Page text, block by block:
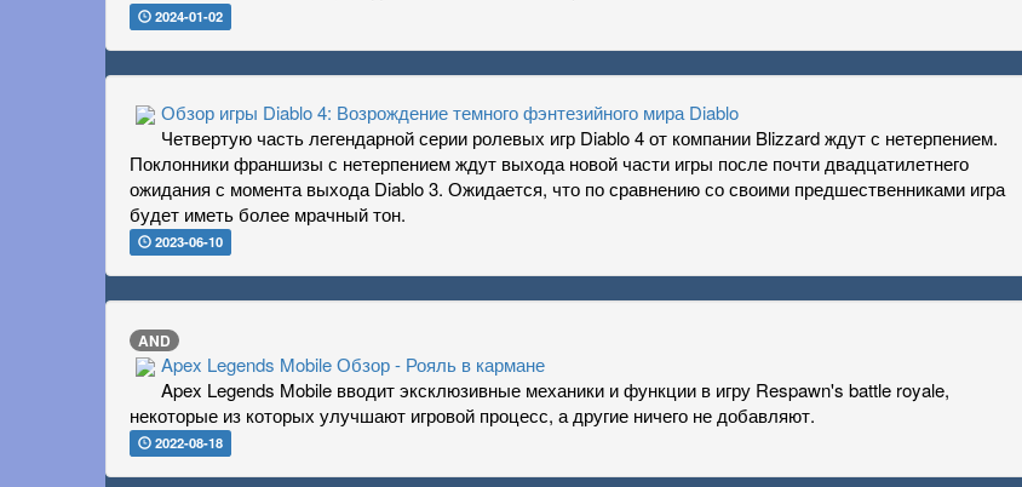
2024-01-02
Обзор игры Diablo 4: Возрождение темного фэнтезийного мира Diablo
Четвертую часть легендарной серии ролевых игр Diablo 4 от компании Blizzard ждут с нетерпением.
Поклонники франшизы с нетерпением ждут выхода новой части игры после почти двадцатилетнего
ожидания с момента выхода Diablo 3. Ожидается, что по сравнению со своими предшественниками игра
будет иметь более мрачный тон.
2023-06-10
AND
Apex Legends Mobile Обзор - Рояль в кармане
Apex Legends Mobile вводит эксклюзивные механики и функции в игру Respawn's battle royale,
некоторые из которых улучшают игровой процесс, а другие ничего не добавляют.
2022-08-18